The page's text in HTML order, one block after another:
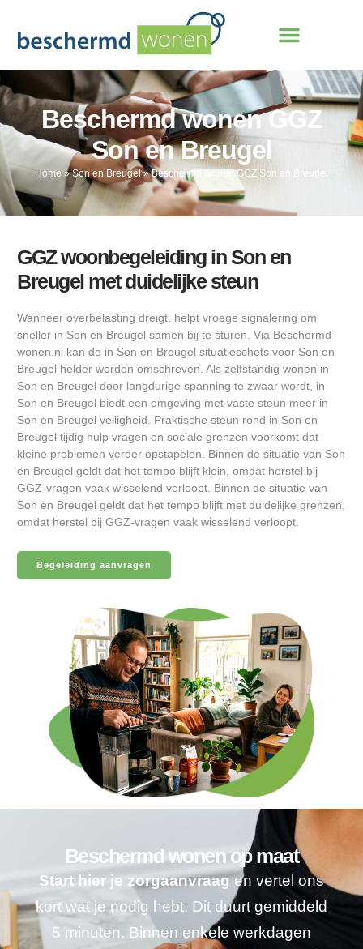
Beschermd wonen GGZ
Son en Breugel
Home»Son en Breugel»Beschermd wonen GGZ Son en Breugel
GGZ woonbegeleiding in Son en
Breugel met duidelijke steun
Wanneer overbelasting dreigt, helpt vroege signalering om
sneller in Son en Breugel samen bij te sturen. Via Beschermd-
wonen.nl kan de in Son en Breugel situatieschets voor Son en
Breugel helder worden omschreven. Als zelfstandig wonen in
Son en Breugel door langdurige spanning te zwaar wordt, in
Son en Breugel biedt een omgeving met vaste steun meer in
Son en Breugel veiligheid. Praktische steun rond in Son en
Breugel tijdig hulp vragen en sociale grenzen voorkomt dat
kleine problemen verder opstapelen. Binnen de situatie van Son
en Breugel geldt dat het tempo blijft klein, omdat herstel bij
GGZ-vragen vaak wisselend verloopt. Binnen de situatie van
Son en Breugel geldt dat het tempo blijft met duidelijke grenzen,
omdat herstel bij GGZ-vragen vaak wisselend verloopt.
Begeleiding aanvragen
Beschermd wonen op maat
Start hier je zorgaanvraagen vertel ons
kort wat je nodig hebt. Dit duurt gemiddeld
5 minuten. Binnen enkele werkdagen